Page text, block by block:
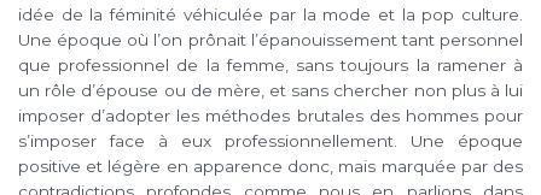
idée de la féminité véhiculée par la mode et la pop culture.
Une époque où l’on prônait l’épanouissement tant personnel
que professionnel de la femme, sans toujours la ramener à
un rôle d’épouse ou de mère, et sans chercher non plus à lui
imposer d’adopter les méthodes brutales des hommes pour
s’imposer face à eux professionnellement. Une époque
positive et légère en apparence donc, mais marquée par des
contradictions profondes comme nous en parlions dans